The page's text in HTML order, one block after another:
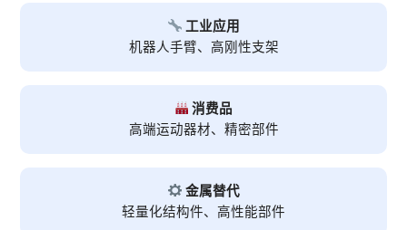
工业应用
机器人手臂、高刚性支架
消费品
高端运动器材、精密部件
金属替代
轻量化结构件、高性能部件